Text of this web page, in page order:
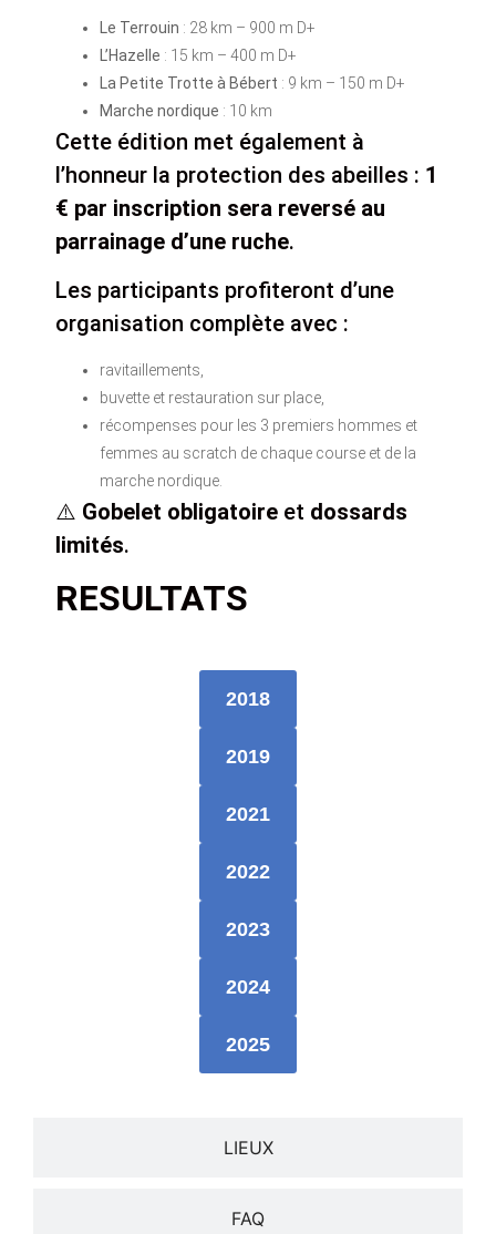
LIEUX
FAQ
Le Terrouin : 28 km – 900 m D+
L’Hazelle : 15 km – 400 m D+
La Petite Trotte à Bébert : 9 km – 150 m D+
Marche nordique : 10 km
Cette édition met également à
l’honneur la protection des abeilles : 1
€ par inscription sera reversé au
parrainage d’une ruche.
Les participants profiteront d’une
organisation complète avec :
ravitaillements,
buvette et restauration sur place,
récompenses pour les 3 premiers hommes et
femmes au scratch de chaque course et de la
marche nordique.
⚠️ Gobelet obligatoire et dossards
limités.
RESULTATS
2018
2019
2021
2022
2023
2024
2025